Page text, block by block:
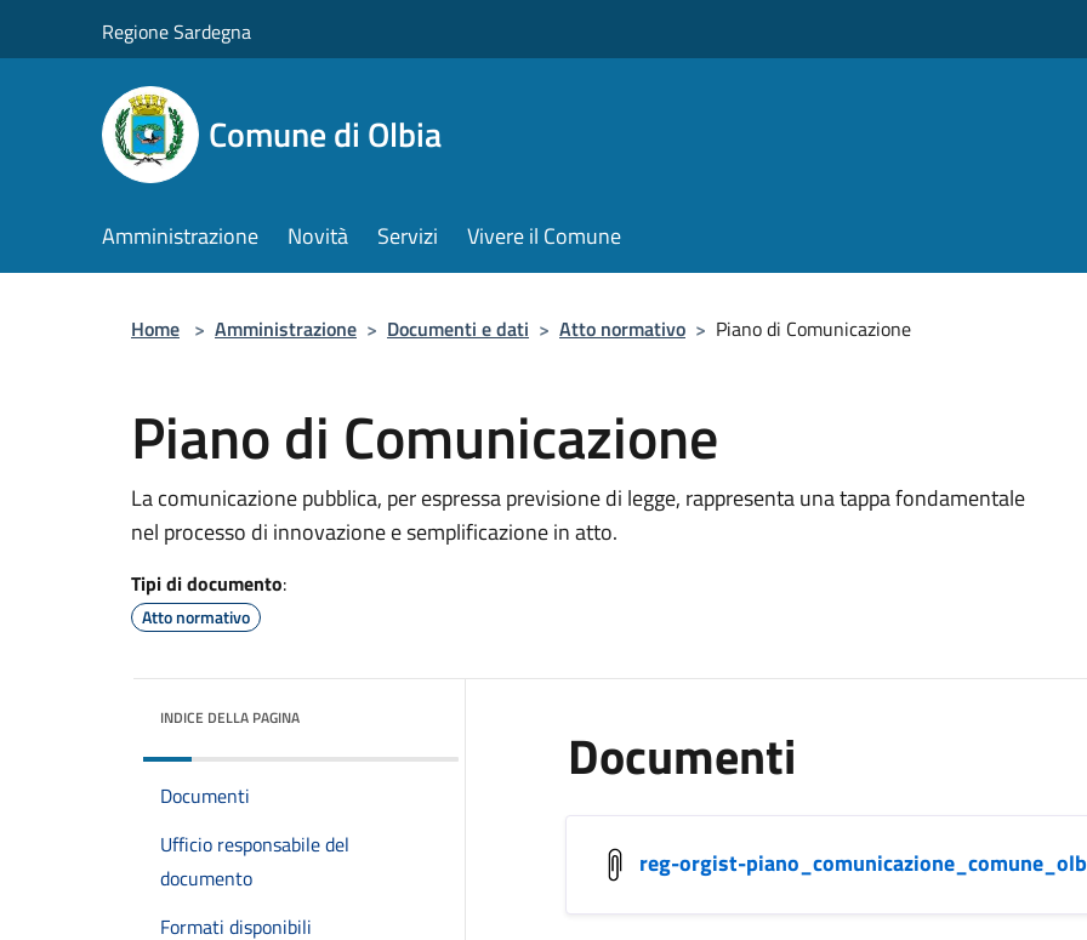
Regione Sardegna
Comune di Olbia
Amministrazione Novità Servizi Vivere il Comune
Home > Amministrazione > Documenti e dati > Atto normativo > Piano di Comunicazione
Piano di Comunicazione
La comunicazione pubblica, per espressa previsione di legge, rappresenta una tappa fondamentale
nel processo di innovazione e semplificazione in atto.
Tipi di documento:
Atto normativo
INDICE DELLA PAGINA
Documenti
Ufficio responsabile del
documento
Formati disponibili
Documenti
reg-orgist-